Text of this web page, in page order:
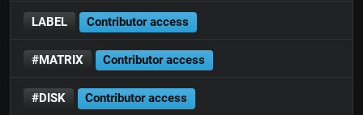
LABEL Contributor access
#MATRIX Contributor access
#DISK Contributor access